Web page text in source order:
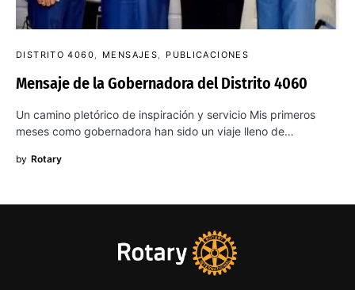
DISTRITO 4060 MENSAJES PUBLICACIONES
Mensaje de la Gobernadora del Distrito 4060
Un camino pletórico de inspiración y servicio Mis primeros
meses como gobernadora han sido un viaje lleno de…
by Rotary